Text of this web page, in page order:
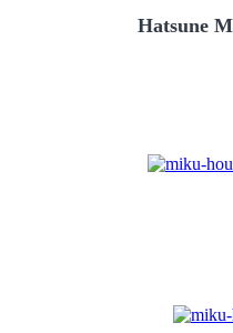
Hatsune